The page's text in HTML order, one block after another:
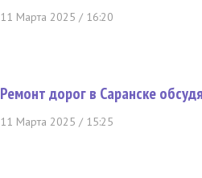
11 Марта 2025 / 16:20
Ремонт дорог в Саранске
11 Марта 2025 / 15:25